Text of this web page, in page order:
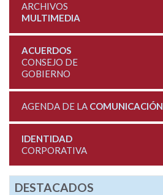
ARCHIVOS
MULTIMEDIA
ACUERDOS
CONSEJO DE
GOBIERNO
AGENDA DE LA COMUNICACIÓN
IDENTIDAD
CORPORATIVA
DESTACADOS